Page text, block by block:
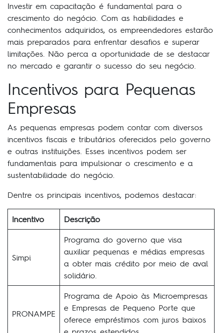
Investir em capacitação é fundamental para o
crescimento do negócio. Com as habilidades e
conhecimentos adquiridos, os empreendedores estarão
mais preparados para enfrentar desafios e superar
limitações. Não perca a oportunidade de se destacar
no mercado e garantir o sucesso do seu negócio.
Incentivos para Pequenas
Empresas
As pequenas empresas podem contar com diversos
incentivos fiscais e tributários oferecidos pelo governo
e outras instituições. Esses incentivos podem ser
fundamentais para impulsionar o crescimento e a
sustentabilidade do negócio.
Dentre os principais incentivos, podemos destacar:
Incentivo Descrição
Simpi
Programa do governo que visa
auxiliar pequenas e médias empresas
a obter mais crédito por meio de aval
solidário.
PRONAMPE
Programa de Apoio às Microempresas
e Empresas de Pequeno Porte que
oferece empréstimos com juros baixos